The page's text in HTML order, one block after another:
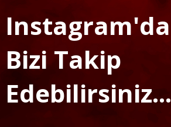
Instagram'da
Bizi Takip
Edebilirsiniz...